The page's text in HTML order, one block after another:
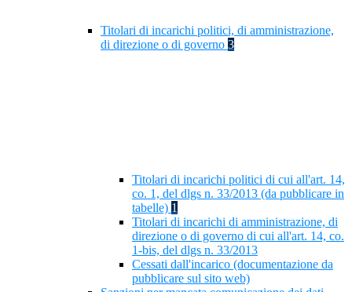
Titolari di incarichi politici, di amministrazione,
di direzione o di governo 3
Titolari di incarichi politici di cui all'art. 14,
co. 1, del dlgs n. 33/2013 (da pubblicare in
tabelle) 1
Titolari di incarichi di amministrazione, di
direzione o di governo di cui all'art. 14, co.
1-bis, del dlgs n. 33/2013
Cessati dall'incarico (documentazione da
pubblicare sul sito web)